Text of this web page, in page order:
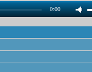
0:00